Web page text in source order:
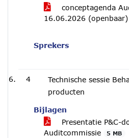
conceptagenda
16.06.2026 (openbaar)
Sprekers
4
Technische sessie
producten
Bijlagen
Presentatie P&C-
Auditcommissie
5 MB